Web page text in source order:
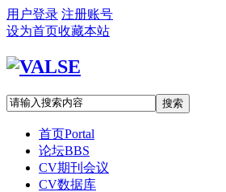
用户登录 注册账号
设为首页收藏本站
搜索
首页Portal
论坛BBS
CV期刊会议
CV数据库